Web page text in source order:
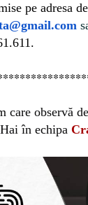
pe adresa de
care observă
în echipa